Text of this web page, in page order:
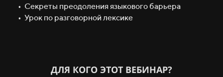
•⁠ ⁠Секреты преодоления языкового барьера
•⁠ ⁠Урок по разговорной лексике
ДЛЯ КОГО ЭТОТ ВЕБИНАР?